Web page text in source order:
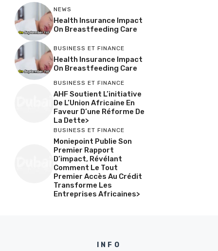
NEWS
Health Insurance Impact
On Breastfeeding Care
BUSINESS ET FINANCE
Health Insurance Impact
On Breastfeeding Care
BUSINESS ET FINANCE
AHF Soutient L’initiative
De L’Union Africaine En
Faveur D’une Réforme De
La Dette>
BUSINESS ET FINANCE
Moniepoint Publie Son
Premier Rapport
D’impact, Révélant
Comment Le Tout
Premier Accès Au Crédit
Transforme Les
Entreprises Africaines>
INFO